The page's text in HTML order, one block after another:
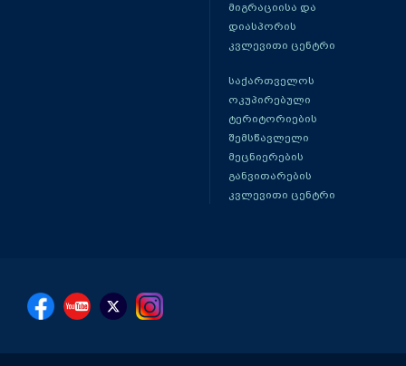
მიგრაციისა და
დიასპორის
კვლევითი ცენტრი
საქართველოს
ოკუპირებული
ტერიტორიების
შემსწავლელი
მეცნიერების
განვითარების
კვლევითი ცენტრი